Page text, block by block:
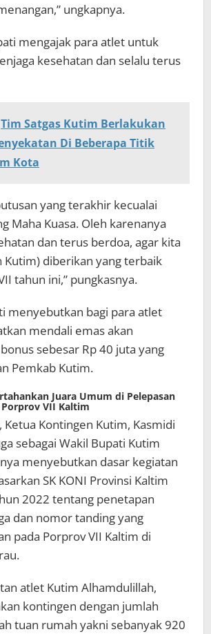
ungkapnya.
mengajak para atlet untuk
kesehatan dan selalu terus
Tim Satgas Kutim Berlakukan
Di Beberapa Titik
Kota
yang terakhir kecualai
Maha Kuasa. Oleh karenanya
dan terus berdoa, agar kita
Kutim) diberikan yang terbaik
tahun ini,” pungkasnya.
menyebutkan bagi para atlet
mendali emas akan
sebesar Rp 40 juta yang
Pemkab Kutim.
Juara Umum di Pelepasan
VII Kaltim
Ketua Kontingen Kutim, Kasmidi
sebagai Wakil Bupati Kutim
menyebutkan dasar kegiatan
SK KONI Provinsi Kaltim
2022 tentang penetapan
dan nomor tanding yang
pada Porprov VII Kaltim di
atlet Kutim Alhamdulillah,
kontingen dengan jumlah
tuan rumah yakni sebanyak 920